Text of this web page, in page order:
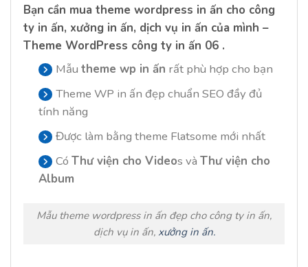
Bạn cần mua theme wordpress in ấn cho công
ty in ấn, xưởng in ấn, dịch vụ in ấn của mình –
Theme WordPress công ty in ấn 06 .
Mẫu theme wp in ấn rất phù hợp cho bạn
Theme WP in ấn đẹp chuẩn SEO đầy đủ
tính năng
Được làm bằng theme Flatsome mới nhất
Có Thư viện cho Videos và Thư viện cho
Album
Mẫu theme wordpress in ấn đẹp cho công ty in ấn,
dịch vụ in ấn, xưởng in ấn.